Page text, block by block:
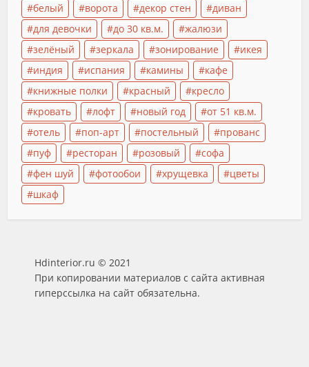
белый
ворота декор стен
диван
для девочки
до 30 кв.м.
жалюзи
зелёный
зеркала зонирование
икея
индия
испания камины
кафе
книжные полки
красный
кресло
кровать
лофт новый год
от 51 кв.м.
отель
поп-арт постельный
прованс
пуф
ресторан розовый
софа
фен шуй
фотообои хрущевка
цветы
шкаф
Hdinterior.ru © 2021
При копировании материалов с сайта активная
гиперссылка на сайт обязательна.